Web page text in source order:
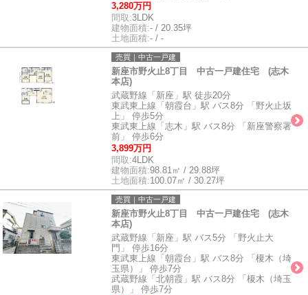
3,280万円
間取:3LDK
建物面積:- / 20.35坪
土地面積:- / -
売買｜中古一戸建
新座市野火止8丁目 中古一戸建住宅 (志木
本店)
武蔵野線「新座」駅 徒歩20分
東武東上線「朝霞台」駅 バス8分 「野火止坂
上」 停歩5分
東武東上線「志木」駅 バス8分 「新座警察署
前」 停歩6分
3,899万円
間取:4LDK
建物面積:98.81㎡ / 29.88坪
土地面積:100.07㎡ / 30.27坪
売買｜中古一戸建
新座市野火止8丁目 中古一戸建住宅 (志木
本店)
武蔵野線「新座」駅 バス5分 「野火止大
門」 停歩16分
東武東上線「朝霞台」駅 バス8分 「榎木（埼
玉県）」 停歩7分
武蔵野線「北朝霞」駅 バス8分 「榎木（埼玉
県）」 停歩7分